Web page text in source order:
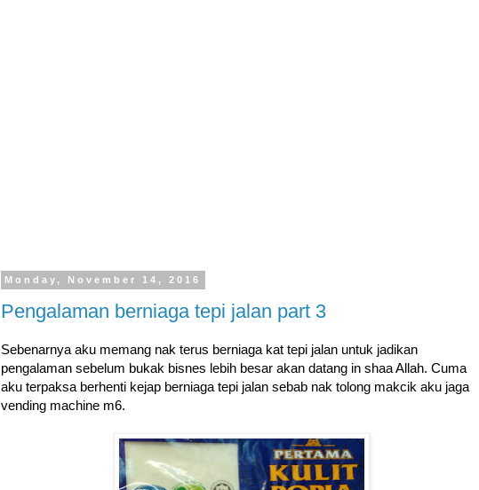
Monday, November 14, 2016
Pengalaman berniaga tepi jalan part 3
Sebenarnya aku memang nak terus berniaga kat tepi jalan untuk jadikan
pengalaman sebelum bukak bisnes lebih besar akan datang in shaa Allah. Cuma
aku terpaksa berhenti kejap berniaga tepi jalan sebab nak tolong makcik aku jaga
vending machine m6.